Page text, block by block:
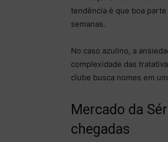
tendência é que boa
semanas.
No caso azulino, a
complexidade das
clube busca nomes em
Mercado da
chegadas